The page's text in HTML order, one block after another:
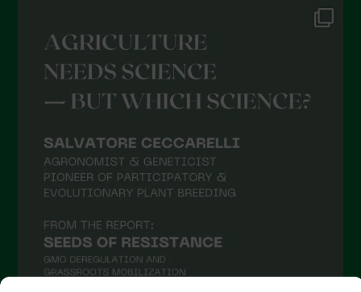
May 2021
April 2021
March 2021
December 2020
October 2020
September 2020